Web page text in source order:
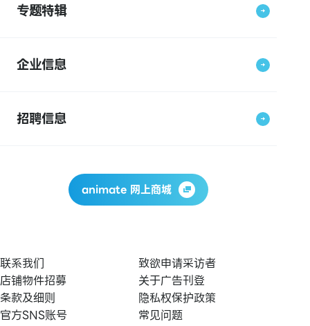
专题特辑
企业信息
招聘信息
animate 网上商城
联系我们
致欲申请采访者
店铺物件招募
关于广告刊登
条款及细则
隐私权保护政策
官方SNS账号
常见问题